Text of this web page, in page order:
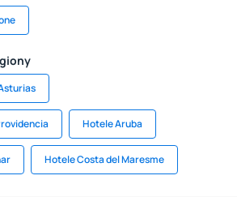
Hotele Aruba
Hotele Costa del Maresme